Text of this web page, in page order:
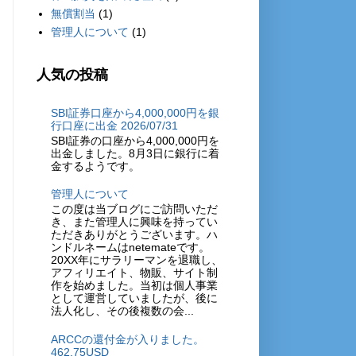
無償割当 (1)
管理人について (1)
人気の投稿
SBI証券口座から4,000,000円を銀
行口座に出金 2026/07/31
SBI証券の口座から4,000,000円を
出金しました。8月3日に銀行に着
金するようです。
管理人について
この度は当ブログにご訪問いただ
き、また管理人に興味を持ってい
ただきありがとうございます。ハ
ンドルネームはnetemateです。
20XX年にサラリーマンを退職し、
アフィリエイト、物販、サイト制
作を始めました。当初は個人事業
として運営していましたが、後に
法人化し、その後複数の会...
ARCCの還付金が入りました。
462.75USD